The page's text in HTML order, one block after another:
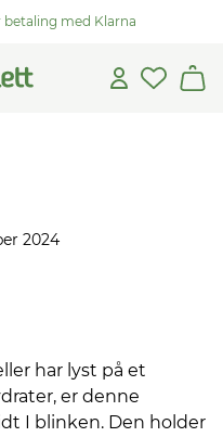
betaling med Klarna
2024
har lyst på et
er denne
I blinken. Den holder